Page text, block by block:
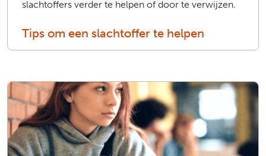
slachtoffers verder te helpen of door te verwijzen.
Tips om een slachtoffer te helpen